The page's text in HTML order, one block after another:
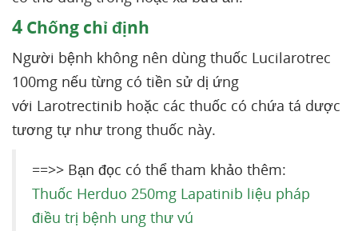
4 Chống chỉ định
Người bệnh không nên dùng thuốc Lucilarotrec
100mg nếu từng có tiền sử dị ứng
với Larotrectinib hoặc các thuốc có chứa tá dược
tương tự như trong thuốc này.
==>> Bạn đọc có thể tham khảo thêm:
Thuốc Herduo 250mg Lapatinib liệu pháp
điều trị bệnh ung thư vú